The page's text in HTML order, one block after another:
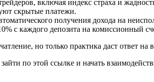
включая индекс страха и
скрытые платежи.
получения дохода на
с каждого депозита на комиссионный
но только практика даст ответ на
по этой ссылке и начать